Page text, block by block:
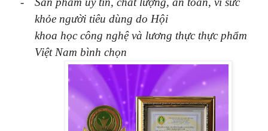
khỏe người tiêu dùng do Hội
khoa học công nghệ và lương thực thực phẩm
Việt Nam bình chọn